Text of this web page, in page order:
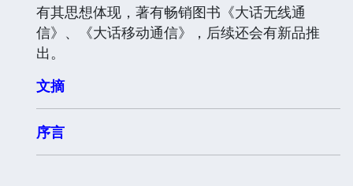
有其思想体现，著有畅销图书《大话无线通
信》、《大话移动通信》，后续还会有新品推
出。
文摘
序言